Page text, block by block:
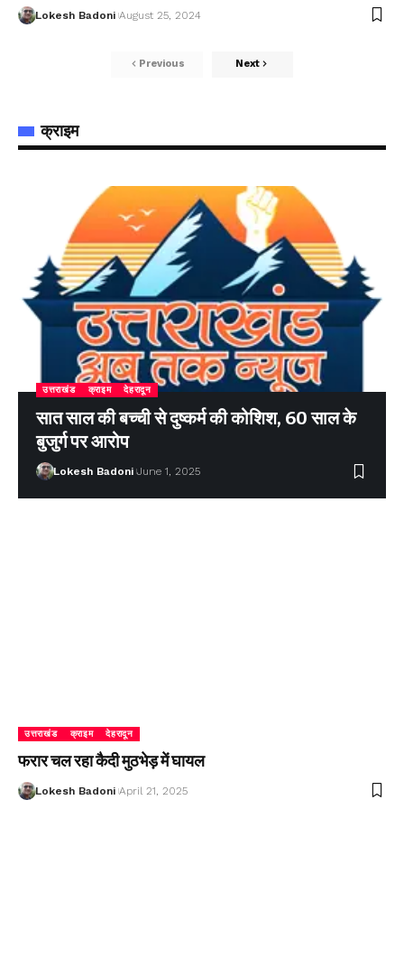
Lokesh Badoni August 25, 2024
Previous Next
क्राइम
उत्तराखंड क्राइम देहरादून
सात साल की बच्ची से दुष्कर्म की कोशिश, 60 साल के
बुजुर्ग पर आरोप
Lokesh Badoni June 1, 2025
उत्तराखंड क्राइम देहरादून
फरार चल रहा कैदी मुठभेड़ में घायल
Lokesh Badoni April 21, 2025